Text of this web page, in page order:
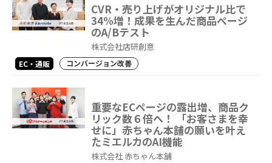
CVR・売り上げがオリジナル比で
34%増！成果を生んだ商品ページ
のA/Bテスト
株式会社店研創意
EC・通販 コンバージョン改善
重要なECページの露出増、商品ク
リック数６倍へ！ 「お客さまを幸
せに」赤ちゃん本舗の願いを叶え
たミエルカのAI機能
株式会社 赤ちゃん本舗